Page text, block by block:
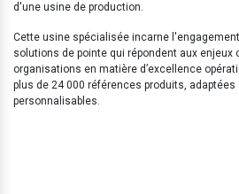
d'une usine de production.
Cette usine spécialisée incarne
solutions de pointe qui répondent aux enjeux
organisations en matière d’excellence
plus de 24 000 références produits,
personnalisables.